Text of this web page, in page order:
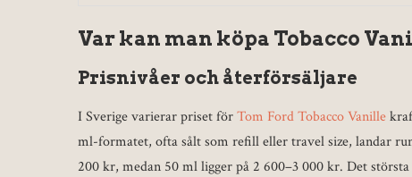
Var kan man köpa Tobacco
Prisnivåer och återförsäljare
I Sverige varierar priset förTom Ford Tobacco Vanille
ml-formatet, ofta sålt som refill eller travel size, landar
200 kr, medan 50 ml ligger på 2 600–3 000 kr. Det